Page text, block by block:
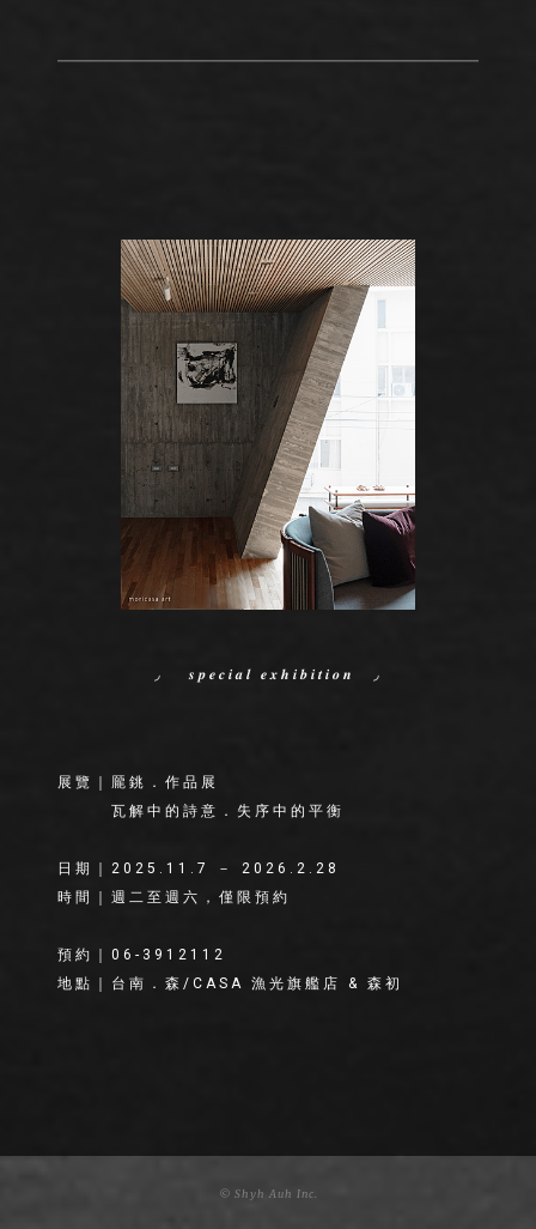
◞ 𝒔𝒑𝒆𝒄𝒊𝒂𝒍 𝒆𝒙𝒉𝒊𝒃𝒊𝒕𝒊𝒐𝒏 ◞
展覽｜龎銚．作品展
瓦解中的詩意．失序中的平衡
日期｜2025.11.7 － 2026.2.28
時間｜週二至週六，僅限預約
預約｜06-3912112
地點｜台南．森/CASA 漁光旗艦店 & 森初
© Shyh Auh Inc.